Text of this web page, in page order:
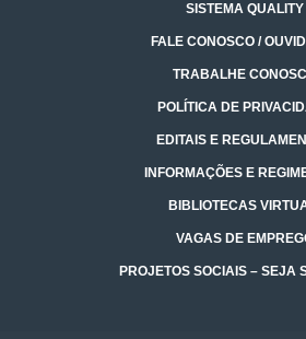
SISTEMA QUALITY
FALE CONOSCO /
TRABALHE
POLÍTICA DE
EDITAIS E
INFORMAÇÕES E
BIBLIOTECAS
VAGAS DE
PROJETOS SOCIAIS – SEJA